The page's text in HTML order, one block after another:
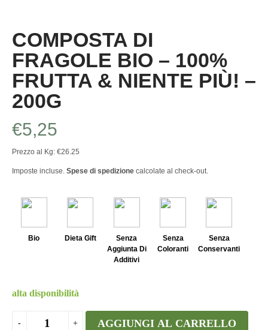
COMPOSTA DI
FRAGOLE BIO – 100%
FRUTTA & NIENTE PIÙ! –
200G
€5,25
Prezzo al Kg: €26.25
Imposte incluse. Spese di spedizione calcolate al check-out.
Bio Dieta Gift
Senza
Aggiunta Di
Additivi
Senza
Coloranti
Senza
Conservanti
alta disponibilità
AGGIUNGI AL CARRELLO